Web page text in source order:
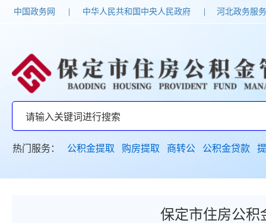
中国政务网 中华人民共和国中央人民政府 河北政务服
热门服务： 公积金提取 购房提取 商转公 公积金贷款
保定市住房公积